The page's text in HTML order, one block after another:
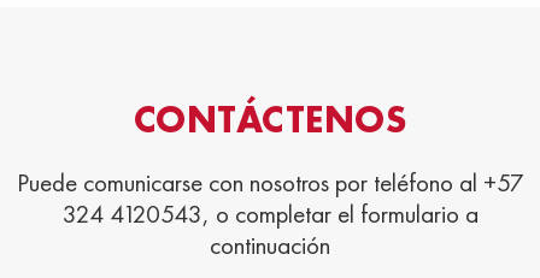
CONTÁCTENOS
Puede comunicarse con nosotros por teléfono al +57
324 4120543, o completar el formulario a
continuación